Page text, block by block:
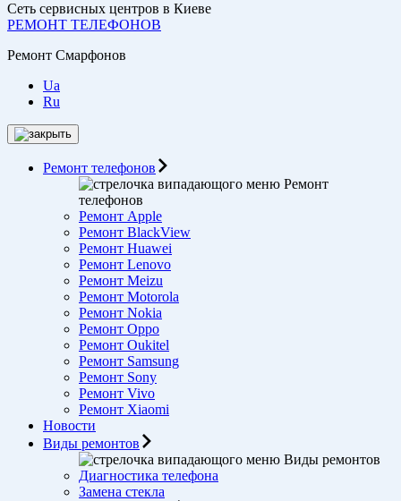
Сеть сервисных центров в Киеве
РЕМОНТ ТЕЛЕФОНОВ
Ремонт Смарфонов
Ua
Ru
Ремонт телефонов
Ремонт
телефонов
Ремонт Apple
Ремонт BlackView
Ремонт Huawei
Ремонт Lenovo
Ремонт Meizu
Ремонт Motorоla
Ремонт Nokia
Ремонт Oppo
Ремонт Oukitel
Ремонт Samsung
Ремонт Sony
Ремонт Vivo
Ремонт Xiaomi
Новости
Виды ремонтов
Виды ремонтов
Диагностика телефона
Замена стекла